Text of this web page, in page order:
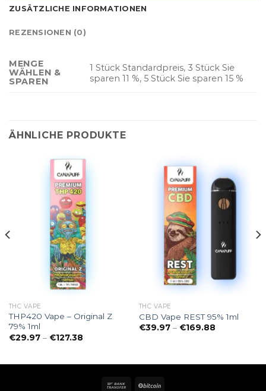
ZUSÄTZLICHE INFORMATIONEN
REZENSIONEN (0)
MENGE
WÄHLEN &
SPAREN
1 Stück Standardpreis, 3 Stück Sie
sparen 11 %, 5 Stück Sie sparen 15 %
ÄHNLICHE PRODUKTE
THC VAPE
THP420 Vape – Original Z
79% 1ml
€29.97 – €127.38Preisspanne:
THC VAPE
CBD Vape REST 95% 1ml
€39.97 – €169.88